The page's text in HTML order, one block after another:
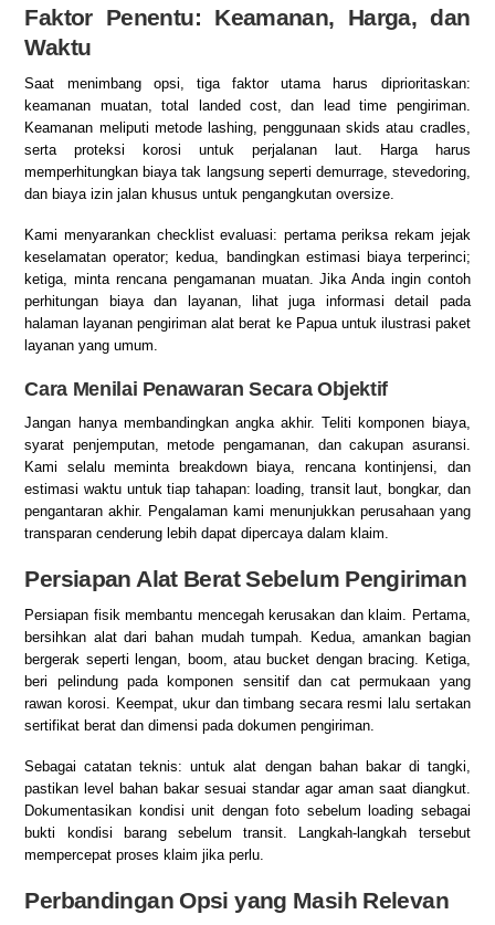
Faktor Penentu: Keamanan, Harga, dan
Waktu
Saat menimbang opsi, tiga faktor utama harus diprioritaskan:
keamanan muatan, total landed cost, dan lead time pengiriman.
Keamanan meliputi metode lashing, penggunaan skids atau cradles,
serta proteksi korosi untuk perjalanan laut. Harga harus
memperhitungkan biaya tak langsung seperti demurrage, stevedoring,
dan biaya izin jalan khusus untuk pengangkutan oversize.
Kami menyarankan checklist evaluasi: pertama periksa rekam jejak
keselamatan operator; kedua, bandingkan estimasi biaya terperinci;
ketiga, minta rencana pengamanan muatan. Jika Anda ingin contoh
perhitungan biaya dan layanan, lihat juga informasi detail pada
halaman layanan pengiriman alat berat ke Papuauntuk ilustrasi paket
layanan yang umum.
Cara Menilai Penawaran Secara Objektif
Jangan hanya membandingkan angka akhir. Teliti komponen biaya,
syarat penjemputan, metode pengamanan, dan cakupan asuransi.
Kami selalu meminta breakdown biaya, rencana kontinjensi, dan
estimasi waktu untuk tiap tahapan: loading, transit laut, bongkar, dan
pengantaran akhir. Pengalaman kami menunjukkan perusahaan yang
transparan cenderung lebih dapat dipercaya dalam klaim.
Persiapan Alat Berat Sebelum Pengiriman
Persiapan fisik membantu mencegah kerusakan dan klaim. Pertama,
bersihkan alat dari bahan mudah tumpah. Kedua, amankan bagian
bergerak seperti lengan, boom, atau bucket dengan bracing. Ketiga,
beri pelindung pada komponen sensitif dan cat permukaan yang
rawan korosi. Keempat, ukur dan timbang secara resmi lalu sertakan
sertifikat berat dan dimensi pada dokumen pengiriman.
Sebagai catatan teknis: untuk alat dengan bahan bakar di tangki,
pastikan level bahan bakar sesuai standar agar aman saat diangkut.
Dokumentasikan kondisi unit dengan foto sebelum loading sebagai
bukti kondisi barang sebelum transit. Langkah-langkah tersebut
mempercepat proses klaim jika perlu.
Perbandingan Opsi yang Masih Relevan